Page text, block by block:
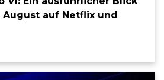
August auf Netflix und